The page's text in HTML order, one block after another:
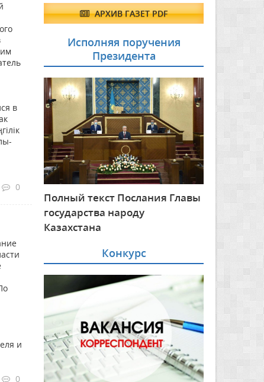
в
0
и
0
АРХИВ ГАЗЕТ PDF
Исполняя поручения
Президента
Полный текст Послания Главы
государства народу
Казахстана
Конкурс